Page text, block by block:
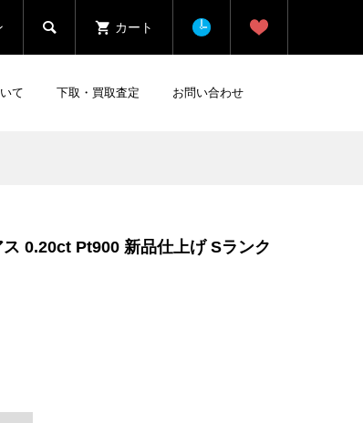
 カート
て 下取・買取査定 お問い合わせ
0.20ct Pt900 新品仕上げ Sランク